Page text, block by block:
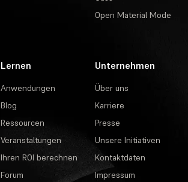
Open Material Mode
Lernen
Anwendungen
Blog
Ressourcen
Veranstaltungen
Ihren ROI berechnen
Forum
Unternehmen
Über uns
Karriere
Presse
Unsere Initiativen
Kontaktdaten
Impressum